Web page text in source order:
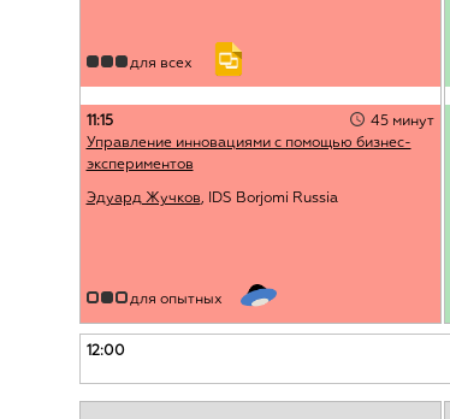
для всех
11:15
45 минут
Управление инновациями с помощью бизнес-
экспериментов
Эдуард Жучков, IDS Borjomi Russia
для опытных
12:00